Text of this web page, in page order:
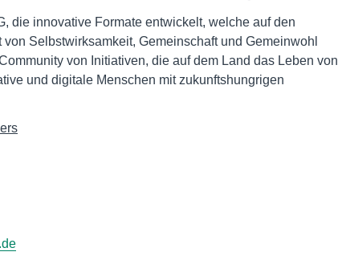
die innovative Formate entwickelt, welche auf den
Selbstwirksamkeit, Gemeinschaft und Gemeinwohl
von Initiativen, die auf dem Land das Leben von
und digitale Menschen mit zukunftshungrigen